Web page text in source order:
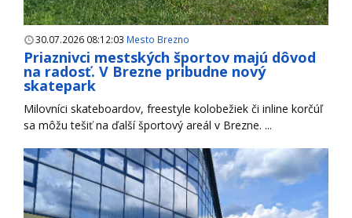
30.07.2026 08:12:03 Mesto Brezno
Priaznivci mestských športov majú dôvod
na radosť. V Brezne pribudne nový
skatepark
Milovníci skateboardov, freestyle kolobežiek či inline korčúľ
sa môžu tešiť na ďalší športový areál v Brezne. ...